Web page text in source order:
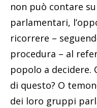
non può contare
parlamentari,
ricorrere –
procedura – al
popolo a decidere.
di questo? O
dei loro gruppi